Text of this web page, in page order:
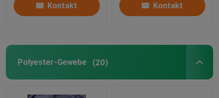
Kontakt Kontakt
Polyester-Gewebe (20)